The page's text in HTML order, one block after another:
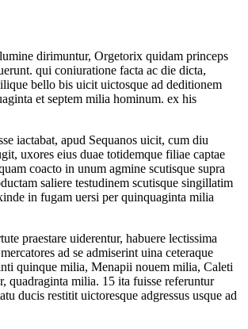
dirimuntur, Orgetorix quidam princeps
qui coniuratione facta ac die dicta,
bello bis uicit uictosque ad deditionem
et septem milia hominum. ex his
iactabat, apud Sequanos uicit, cum diu
uxores eius duae totidemque filiae captae
coacto in unum agmine scutisque supra
saliere testudinem scutisque singillatim
in fugam uersi per quinquaginta milia
praestare uiderentur, habuere lectissima
ad se admiserint uina ceteraque
quinque milia, Menapii nouem milia, Caleti
quadraginta milia. 15 ita fuisse referuntur
ducis restitit uictoresque adgressus usque ad